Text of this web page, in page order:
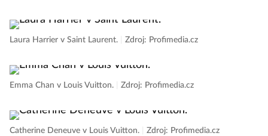
Laura Harrier v Saint Laurent. Zdroj: Profimedia.cz
Emma Chan v Louis Vuitton. Zdroj: Profimedia.cz
Catherine Deneuve v Louis Vuitton. Zdroj: Profimedia.cz